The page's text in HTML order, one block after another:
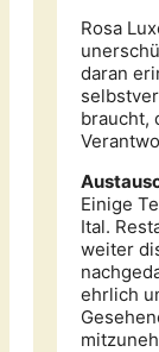
Rosa
daran
braucht,
Einige
Ital.
weiter
ehrlich